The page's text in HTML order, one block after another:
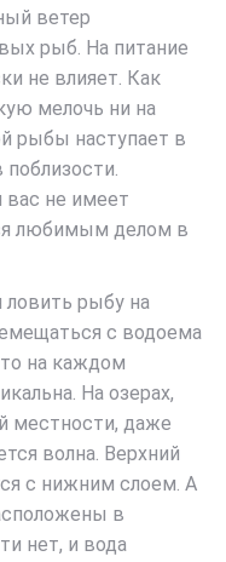
ветер
рыб. На питание
не влияет. Как
мелочь ни на
рыбы наступает в
не имеет
любимым делом в
рыбу на
с водоема
на каждом
На озерах,
местности, даже
волна. Верхний
с нижним слоем. А
в
нет, и вода